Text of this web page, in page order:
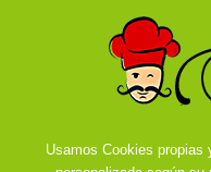
Usamos Cookies propias